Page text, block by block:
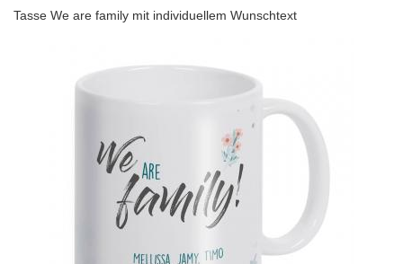
Tasse We are family mit individuellem Wunschtext